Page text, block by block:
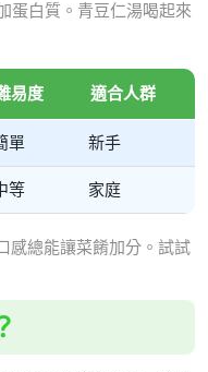
蛋白質。青豆仁湯喝起來
易度 適合人群
單 新手
等 家庭
感總能讓菜餚加分。試試